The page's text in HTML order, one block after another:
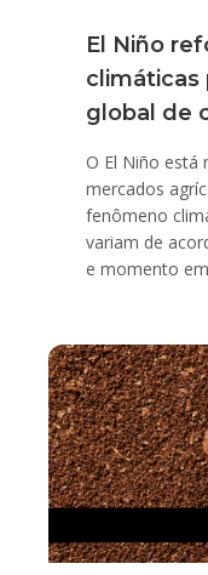
El Niño
climáticas
global de
O El Niño está
mercados
fenômeno
variam de
e momento